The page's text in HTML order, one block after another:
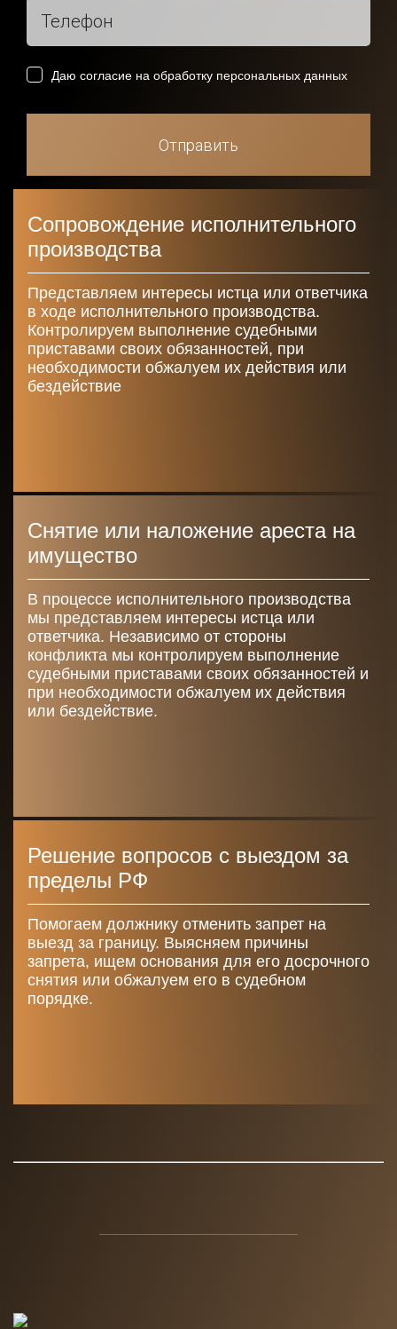
Даю согласие на обработку персональных данных
Отправить
Сопровождение исполнительного
производства
Представляем интересы истца или ответчика
в ходе исполнительного производства.
Контролируем выполнение судебными
приставами своих обязанностей, при
необходимости обжалуем их действия или
бездействие
Снятие или наложение ареста на
имущество
В процессе исполнительного производства
мы представляем интересы истца или
ответчика. Независимо от стороны
конфликта мы контролируем выполнение
судебными приставами своих обязанностей и
при необходимости обжалуем их действия
или бездействие.
Решение вопросов с выездом за
пределы РФ
Помогаем должнику отменить запрет на
выезд за границу. Выясняем причины
запрета, ищем основания для его досрочного
снятия или обжалуем его в судебном
порядке.
Даю согласие на обработку персональных данных
Ваша заявка отправлена и в ближайшее время
будет рассмотрена.